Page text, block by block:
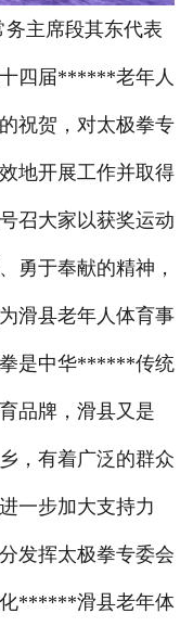
主席段其东代表
四届******老年人
祝贺，对太极拳专
地开展工作并取得
召大家以获奖运动
勇于奉献的精神，
滑县老年人体育事
是中华******传统
品牌，滑县又是
，有着广泛的群众
一步加大支持力
发挥太极拳专委会
******滑县老年体